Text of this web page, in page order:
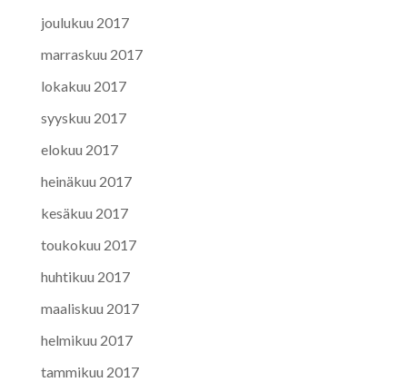
joulukuu 2017
marraskuu 2017
lokakuu 2017
syyskuu 2017
elokuu 2017
heinäkuu 2017
kesäkuu 2017
toukokuu 2017
huhtikuu 2017
maaliskuu 2017
helmikuu 2017
tammikuu 2017